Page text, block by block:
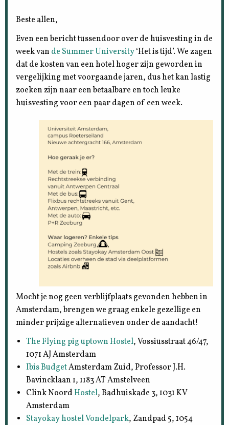
Beste allen,
Even een bericht tussendoor over de huisvesting in de
week van de Summer University‘Het is tijd’. We zagen
dat de kosten van een hotel hoger zijn geworden in
vergelijking met voorgaande jaren, dus het kan lastig
zoeken zijn naar een betaalbare en toch leuke
huisvesting voor een paar dagen of een week.
Mocht je nog geen verblijfplaats gevonden hebben in
Amsterdam, brengen we graag enkele gezellige en
minder prijzige alternatieven onder de aandacht!
The Flying pig uptown Hostel, Vossiusstraat 46/47,
1071 AJ Amsterdam
Ibis BudgetAmsterdam Zuid, Professor J.H.
Bavincklaan 1, 1183 AT Amstelveen
Clink NoordHostel, Badhuiskade 3, 1031 KV
Amsterdam
Stayokay hostel Vondelpark, Zandpad 5, 1054